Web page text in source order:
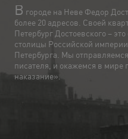
В городе на Неве Федор
более 20 адресов. Своей
Петербург Достоевского –
столицы Российской
Петербурга. Мы
писателя, и окажемся в мире
наказание».